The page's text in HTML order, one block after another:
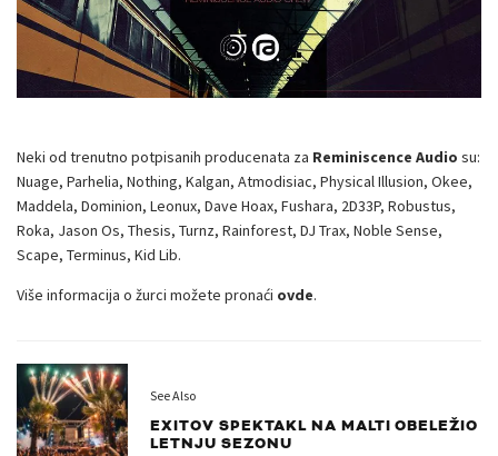
Neki od trenutno potpisanih producenata za Reminiscence Audio su:
Nuage, Parhelia, Nothing, Kalgan, Atmodisiac, Physical Illusion, Okee,
Maddela, Dominion, Leonux, Dave Hoax, Fushara, 2D33P, Robustus,
Roka, Jason Os, Thesis, Turnz, Rainforest, DJ Trax, Noble Sense,
Scape, Terminus, Kid Lib.
Više informacija o žurci možete pronaći ovde.
See Also
EXITOV SPEKTAKL NA MALTI OBELEŽIO
LETNJU SEZONU